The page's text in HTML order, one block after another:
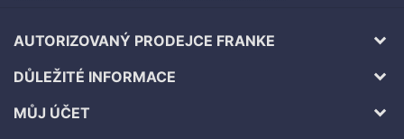
AUTORIZOVANÝ PRODEJCE FRANKE
DŮLEŽITÉ INFORMACE
MŮJ ÚČET